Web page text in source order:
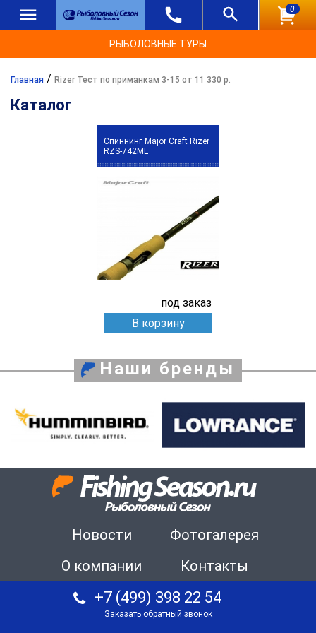
0
РЫБОЛОВНЫЕ ТУРЫ
Главная / Rizer Тест по приманкам 3-15 от 11 330 р.
Каталог
Спиннинг Major Craft Rizer
RZS-742ML
под заказ
В корзину
Наши бренды
Новости
Фотогалерея
О компании
Контакты
+7 (499) 398 22 54
Заказать обратный звонок